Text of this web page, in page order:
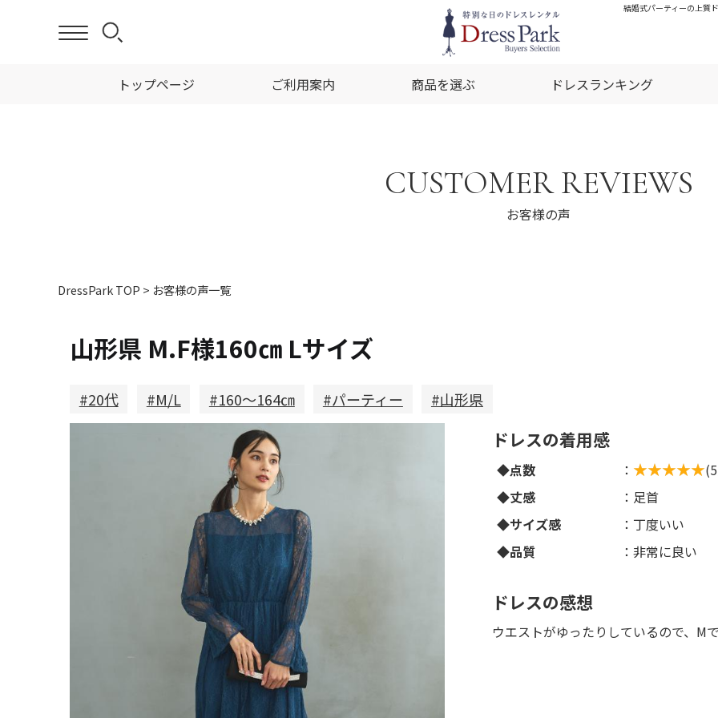
結婚式パーティーの上質
トップページ ご利用案内 商品を選ぶ ドレスランキング
CUSTOMER REVIEWS
お客様の声
DressPark TOP > お客様の声一覧
山形県 M.F様160㎝ Lサイズ
#20代 #M/L #160～164㎝ #パーティー #山形県
ドレスの着用感
◆点数 ：
◆丈感
：足首
◆サイズ感
：丁度いい
◆品質
：非常に良い
ドレスの感想
ウエストがゆったりしているので、M